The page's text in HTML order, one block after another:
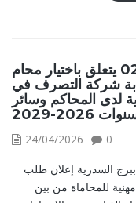
إعلان طلب عروض عدد 02/2026 يتعلق باختيار محام
شركة التصرف في
لدى المحاكم وسائر
2029
24/04/2026
0
السدرية إعلان طلب
للمحاماة من بين